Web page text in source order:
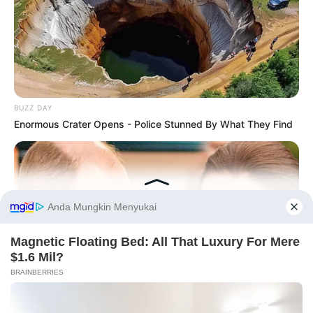
PRIVACY POLICY DISCLAIMER HUBUNGI KAMI IKLAN
BUZZ DAY
Enormous Crater Opens - Police Stunned By What They Find
Before You Go